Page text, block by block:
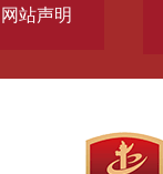
网站声明